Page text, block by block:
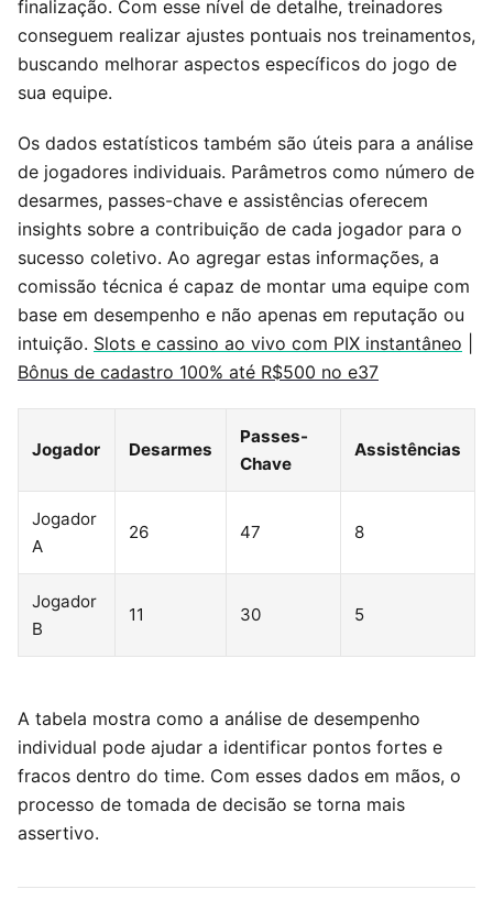
finalização. Com esse nível de detalhe, treinadores
conseguem realizar ajustes pontuais nos treinamentos,
buscando melhorar aspectos específicos do jogo de
sua equipe.
Os dados estatísticos também são úteis para a análise
de jogadores individuais. Parâmetros como número de
desarmes, passes-chave e assistências oferecem
insights sobre a contribuição de cada jogador para o
sucesso coletivo. Ao agregar estas informações, a
comissão técnica é capaz de montar uma equipe com
base em desempenho e não apenas em reputação ou
intuição. Slots e cassino ao vivo com PIX instantâneo
Bônus de cadastro 100% até R$500 no e37
Jogador Desarmes
Passes-
Chave
Assistências
Jogador
A
26 47 8
Jogador
B
11 30 5
A tabela mostra como a análise de desempenho
individual pode ajudar a identificar pontos fortes e
fracos dentro do time. Com esses dados em mãos, o
processo de tomada de decisão se torna mais
assertivo.